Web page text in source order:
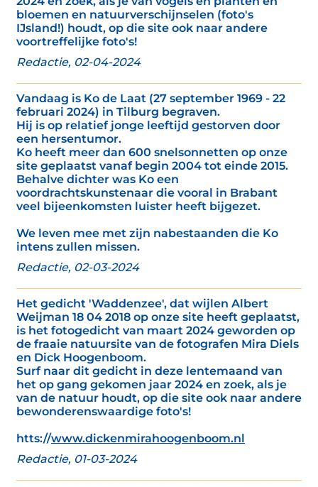
bloemen en natuurverschijnselen (foto's
IJsland!) houdt, op die site ook naar andere
voortreffelijke foto's!
Redactie, 02-04-2024
Vandaag is Ko de Laat (27 september 1969 - 22
februari 2024) in Tilburg begraven.
Hij is op relatief jonge leeftijd gestorven door
een hersentumor.
Ko heeft meer dan 600 snelsonnetten op onze
site geplaatst vanaf begin 2004 tot einde 2015.
Behalve dichter was Ko een
voordrachtskunstenaar die vooral in Brabant
veel bijeenkomsten luister heeft bijgezet.
We leven mee met zijn nabestaanden die Ko
intens zullen missen.
Redactie, 02-03-2024
Het gedicht 'Waddenzee', dat wijlen Albert
Weijman 18 04 2018 op onze site heeft geplaatst,
is het fotogedicht van maart 2024 geworden op
de fraaie natuursite van de fotografen Mira Diels
en Dick Hoogenboom.
Surf naar dit gedicht in deze lentemaand van
het op gang gekomen jaar 2024 en zoek, als je
van de natuur houdt, op die site ook naar andere
bewonderenswaardige foto's!
htts://www.dickenmirahoogenboom.nl
Redactie, 01-03-2024